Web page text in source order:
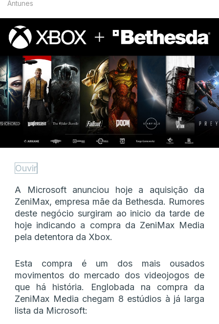
Antunes
Ouvir
A Microsoft anunciou hoje a aquisição da
ZeniMax, empresa mãe da Bethesda. Rumores
deste negócio surgiram ao inicio da tarde de
hoje indicando a compra da ZeniMax Media
pela detentora da Xbox.
Esta compra é um dos mais ousados
movimentos do mercado dos videojogos de
que há história. Englobada na compra da
ZeniMax Media chegam 8 estúdios à já larga
lista da Microsoft: